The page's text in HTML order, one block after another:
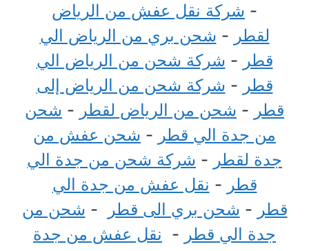
- شركة نقل عفش من الرياض
لقطر - شحن بري من الرياض الي
قطر - شركة شحن من الرياض الي
قطر - شركة شحن من الرياض إلى
قطر - شحن من الرياض لقطر - شحن
من جدة الي قطر - شحن عفش من
جدة لقطر - شركة شحن من جدة الي
قطر - نقل عفش من جدة الي
قطر - شحن بري الى قطر - شحن من
جدة الي قطر - نقل عفش من جدة